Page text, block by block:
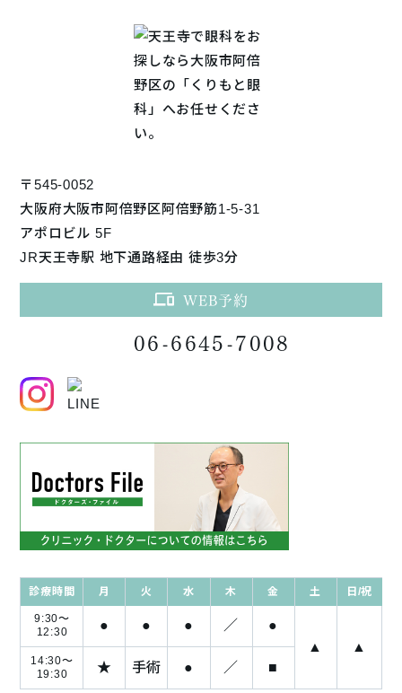
〒545-0052
大阪府大阪市阿倍野区阿倍野筋1-5-31
アポロビル 5F
JR天王寺駅 地下通路経由 徒歩3分
WEB予約
06-6645-7008
診療時間 月 火 水 木 金 土 日/祝
9:30～
12:30
● ● ● ／
●
▲
▲
14:30～
19:30
★ 手術 ● ／ ■